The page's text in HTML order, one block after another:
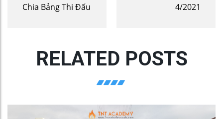
Chia Bảng Thi Đấu
4/2021
RELATED POSTS